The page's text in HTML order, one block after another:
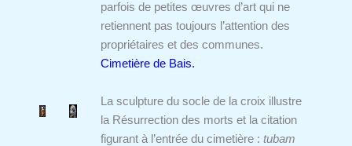
parfois de petites œuvres d’art qui ne
retiennent pas toujours l’attention des
propriétaires et des communes.
Cimetière de Bais.
La sculpture du socle de la croix illustre
la Résurrection des morts et la citation
figurant à l’entrée du cimetière : tubam